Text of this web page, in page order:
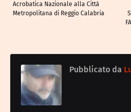
Acrobatica Nazionale alla Città
Metropolitana di Reggio Calabria
Pubblicato da